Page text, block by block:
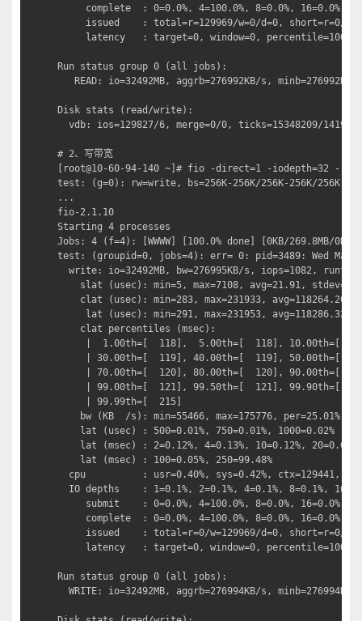
complete  : 0=0.0%, 4=100.0%, 8=0.0%, 16=0.0%,
issued    : total=r=129969/w=0/d=0, short=r=0/
latency   : target=0, window=0,
Run status group 0 (all jobs):
READ: io=32492MB, aggrb=276992KB/s, minb=276992KB/
Disk stats (read/write):
vdb: ios=129827/6, merge=0/0, ticks=15348209/1419,
# 2、写带宽
[root@10-60-94-140 ~]# fio -direct=1 -iodepth=32 -
test: (g=0): rw=write, bs=256K-256K/256K-256K/256K-
...
fio-2.1.10
Starting 4 processes
Jobs: 4 (f=4): [WWWW] [100.0% done] [0KB/269.8MB/
test: (groupid=0, jobs=4): err= 0: pid=3489: Wed Mar
write: io=32492MB, bw=276995KB/s, iops=1082,
slat (usec): min=5, max=7108, avg=21.91,
clat (usec): min=283, max=231933, avg=118264.20,
lat (usec): min=291, max=231953, avg=118286.32,
clat percentiles (msec):
|  1.00th=[  118],  5.00th=[  118], 10.00th=[
| 30.00th=[  119], 40.00th=[  119], 50.00th=[
| 70.00th=[  120], 80.00th=[  120], 90.00th=[
| 99.00th=[  121], 99.50th=[  121], 99.90th=[
| 99.99th=[  215]
bw (KB  /s): min=55466, max=175776, per=25.01%,
lat (usec) : 500=0.01%, 750=0.01%, 1000=0.02%
lat (msec) : 2=0.12%, 4=0.13%, 10=0.12%, 20=0.03%,
lat (msec) : 100=0.05%, 250=99.48%
cpu          : usr=0.40%, sys=0.42%, ctx=129441,
IO depths    : 1=0.1%, 2=0.1%, 4=0.1%, 8=0.1%,
submit    : 0=0.0%, 4=100.0%, 8=0.0%, 16=0.0%,
complete  : 0=0.0%, 4=100.0%, 8=0.0%, 16=0.0%,
issued    : total=r=0/w=129969/d=0, short=r=0/
latency   : target=0, window=0,
Run status group 0 (all jobs):
WRITE: io=32492MB, aggrb=276994KB/s,